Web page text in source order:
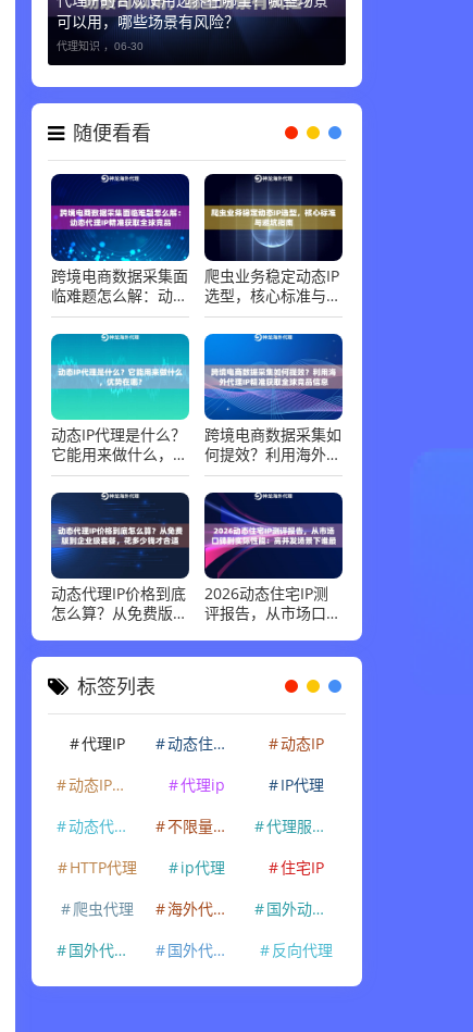
代理IP的合规使用边界在哪里？哪些场景
可以用，哪些场景有风险？
随便看看
跨境电商数据采集面
临难题怎么解：动态
竞品
爬虫业务稳定动态IP
选型，核心标准与避
动态IP代理是什么？
它能用来做什么，优
跨境电商数据采集如
何提效？利用海外代
品信息
动态代理IP价格到底
怎么算？从免费版到
企业级套餐，花多少
钱才合适
2026动态住宅IP测
评报告，从市场口碑
到实际性能：高并发
场景下谁最稳
标签列表
代理IP 动态住宅IP
动态IP
动态IP代理
代理ip
IP代理
动态代理IP
不限量代理IP
代理服务器
HTTP代理
ip代理
住宅IP
爬虫代理
海外代理ip
国外动态IP
国外代理IP
国外代理ip 反向代理